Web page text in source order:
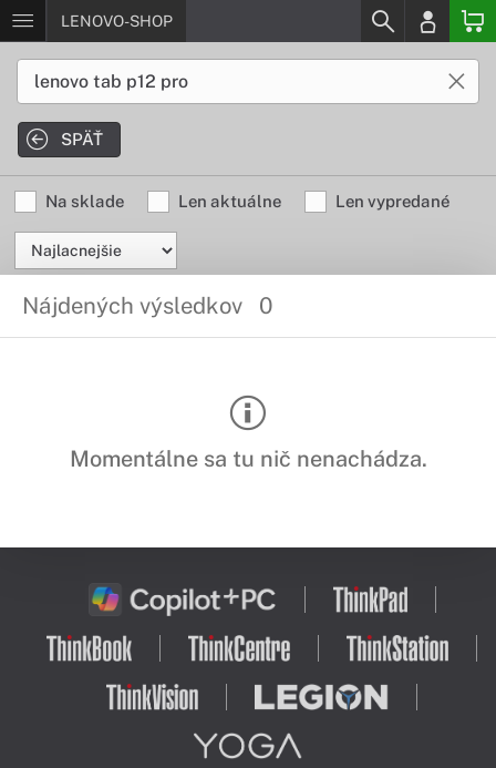
LENOVO-SHOP
SPÄŤ
Na sklade Len aktuálne Len vypredané
Nájdených výsledkov 0
Momentálne sa tu nič nenachádza.